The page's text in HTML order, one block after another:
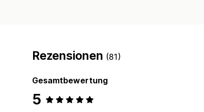
Rezensionen (81)
Gesamtbewertung
5